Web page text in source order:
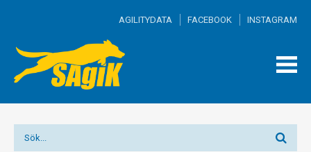
AGILITYDATA FACEBOOK INSTAGRAM